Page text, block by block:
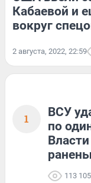
Кабаевой и
вокруг
2 августа, 2022, 22:59
1
ВСУ
по
113 105